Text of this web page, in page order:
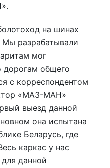
на шинах
Мы разрабатывали
мог
дорогам общего
с корреспондентом
«МАЗ-МАН»
выезд данной
она испытана
Беларусь, где
каркас у нас
данной